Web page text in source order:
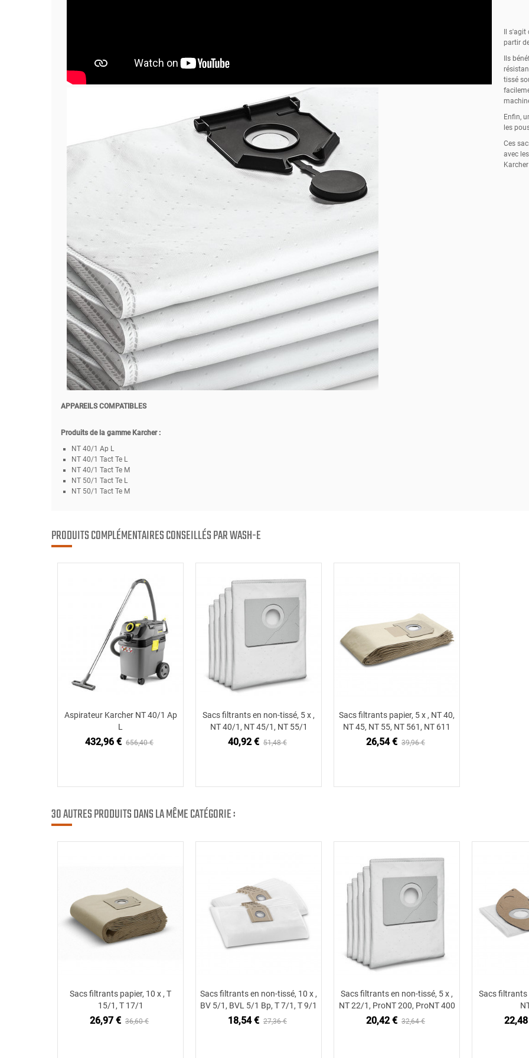
Il s'agit
partir
Ils
tissé
Enfin,
les
Ces
avec
APPAREILS COMPATIBLES
Produits de la gamme Karcher :
NT 40/1 Ap L
NT 40/1 Tact Te L
NT 40/1 Tact Te M
NT 50/1 Tact Te L
NT 50/1 Tact Te M
PRODUITS COMPLÉMENTAIRES CONSEILLÉS PAR WASH-E
Ajouter au panier
Aspirateur Karcher NT 40/1 Ap
L
432,96 € 656,40 €
Ajouter au panier
Sacs filtrants en non-tissé, 5 x ,
NT 40/1, NT 45/1, NT 55/1
40,92 € 51,48 €
Ajouter au panier
Sacs filtrants papier, 5 x , NT 40,
NT 45, NT 55, NT 561, NT 611
26,54 € 39,96 €
30 AUTRES PRODUITS DANS LA MÊME CATÉGORIE :
Ajouter au panier
Sacs filtrants papier, 10 x , T
15/1, T 17/1
26,97 € 36,60 €
Ajouter au panier
Sacs filtrants en non-tissé, 10 x ,
BV 5/1, BVL 5/1 Bp, T 7/1, T 9/1
18,54 € 27,36 €
Ajouter au panier
Sacs filtrants en non-tissé, 5 x ,
NT 22/1, ProNT 200, ProNT 400
20,42 € 32,64 €
Sacs filtrants